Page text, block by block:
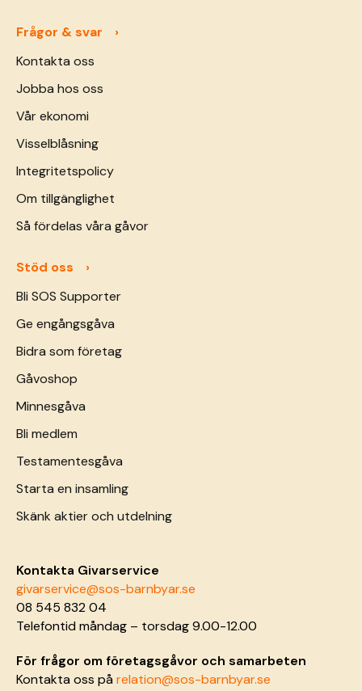
Frågor & svar
Kontakta oss
Jobba hos oss
Vår ekonomi
Visselblåsning
Integritetspolicy
Om tillgänglighet
Så fördelas våra gåvor
Stöd oss
Bli SOS Supporter
Ge engångsgåva
Bidra som företag
Gåvoshop
Minnesgåva
Bli medlem
Testamentesgåva
Starta en insamling
Skänk aktier och utdelning
Kontakta Givarservice
givarservice@sos-barnbyar.se
08 545 832 04
Telefontid måndag – torsdag 9.00-12.00
För frågor om företagsgåvor och samarbeten
Kontakta oss pårelation@sos-barnbyar.se